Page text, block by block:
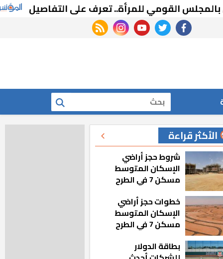
للمرأة.. تعرف على التفاصيل
facebook
twitter
youtube
instagram
rss feed
بحث
الأكثر قراءة
شروط حجز أراضي
الإسكان المتوسط
مسكن 7 في الطرح
خطوات حجز أراضي
الإسكان المتوسط
مسكن 7 في الطرح
بطاقة الدولار